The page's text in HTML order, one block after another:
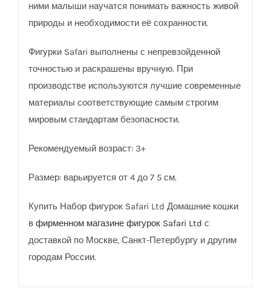
ними малыши научатся понимать важность живой
природы и необходимости её сохранности.
Фигурки Safаri выполнены с непревзойденной
точностью и раскрашены вручную. При
производстве используются лучшие современные
материалы соответствующие самым строгим
мировым стандартам безопасности.
Рекомендуемый возраст: 3+
Размер: варьируется от 4 до 7 5 см.
Купить Набор фигурок Safari Ltd Домашние кошки
в фирменном магазине фигурок Safari Ltd с
доставкой по Москве, Санкт-Петербургу и другим
городам России.